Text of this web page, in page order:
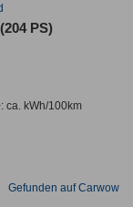
PS)
ca. kWh/100km
Gefunden auf Carwow